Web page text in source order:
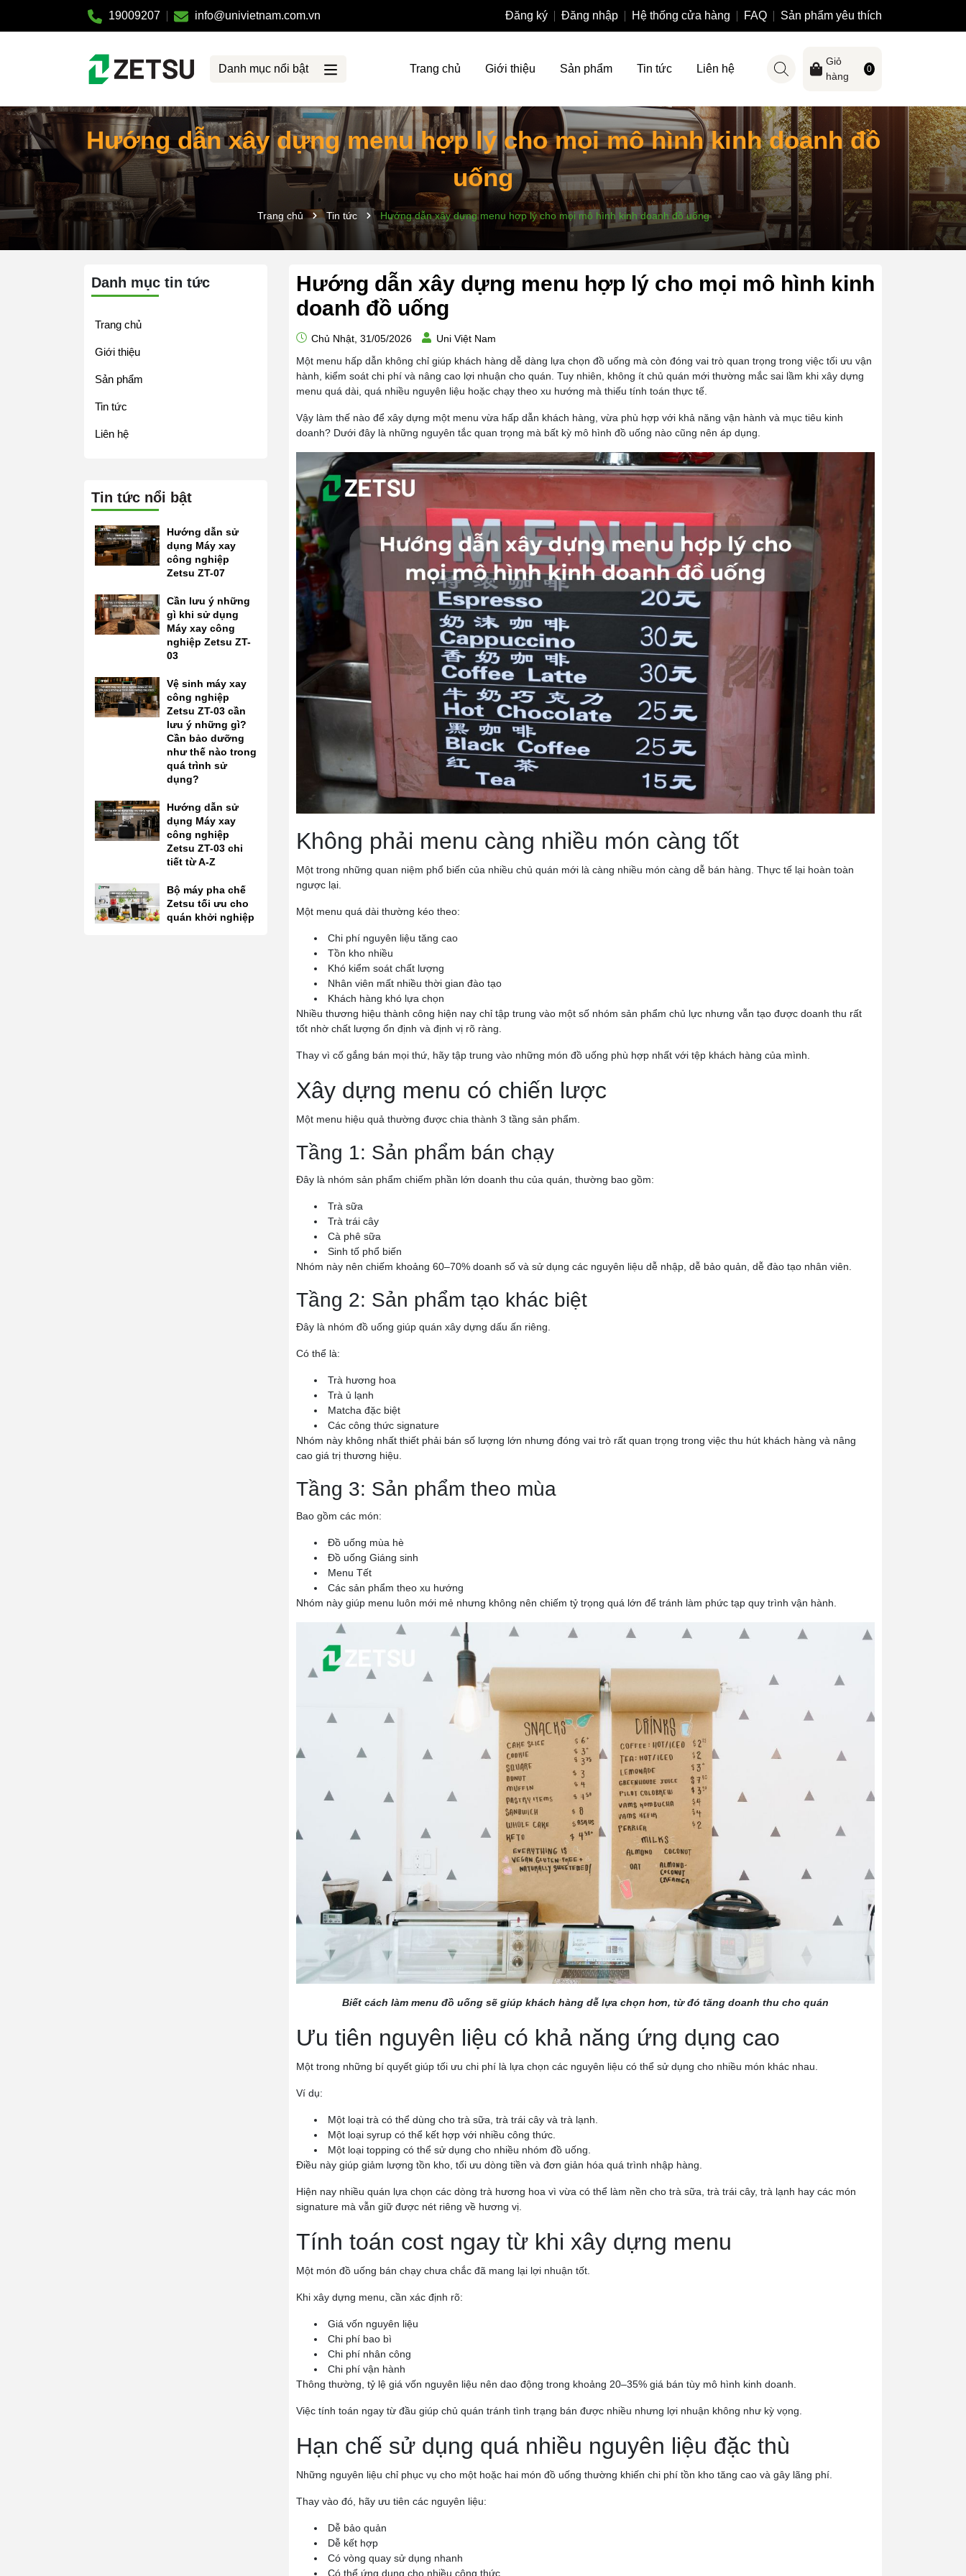
19009207 info@univietnam.com.vn Đăng ký Đăng nhập Hệ thống cửa hàng FAQ Sản phẩm yêu thích
Danh mục nổi bật Trang chủ Giới thiệu Sản phẩm Tin tức Liên hệ
Giỏ
hàng
0
Hướng dẫn xây dựng menu hợp lý cho mọi mô hình kinh doanh đồ
uống
Trang chủ Tin tức Hướng dẫn xây dựng menu hợp lý cho mọi mô hình kinh doanh đồ uống
Hướng dẫn xây dựng menu hợp lý cho mọi mô hình kinh
doanh đồ uống
Chủ Nhật, 31/05/2026
Uni Việt Nam
Một menu hấp dẫn không chỉ giúp khách hàng dễ dàng lựa chọn đồ uống mà còn đóng vai trò quan trọng trong việc tối ưu vận
hành, kiểm soát chi phí và nâng cao lợi nhuận cho quán. Tuy nhiên, không ít chủ quán mới thường mắc sai lầm khi xây dựng
menu quá dài, quá nhiều nguyên liệu hoặc chạy theo xu hướng mà thiếu tính toán thực tế.
Vậy làm thế nào để xây dựng một menu vừa hấp dẫn khách hàng, vừa phù hợp với khả năng vận hành và mục tiêu kinh
doanh? Dưới đây là những nguyên tắc quan trọng mà bất kỳ mô hình đồ uống nào cũng nên áp dụng.
Không phải menu càng nhiều món càng tốt
Một trong những quan niệm phổ biến của nhiều chủ quán mới là càng nhiều món càng dễ bán hàng. Thực tế lại hoàn toàn
ngược lại.
Một menu quá dài thường kéo theo:
Chi phí nguyên liệu tăng cao
Tồn kho nhiều
Khó kiểm soát chất lượng
Nhân viên mất nhiều thời gian đào tạo
Khách hàng khó lựa chọn
Nhiều thương hiệu thành công hiện nay chỉ tập trung vào một số nhóm sản phẩm chủ lực nhưng vẫn tạo được doanh thu rất
tốt nhờ chất lượng ổn định và định vị rõ ràng.
Thay vì cố gắng bán mọi thứ, hãy tập trung vào những món đồ uống phù hợp nhất với tệp khách hàng của mình.
Xây dựng menu có chiến lược
Một menu hiệu quả thường được chia thành 3 tầng sản phẩm.
Tầng 1: Sản phẩm bán chạy
Đây là nhóm sản phẩm chiếm phần lớn doanh thu của quán, thường bao gồm:
Trà sữa
Trà trái cây
Cà phê sữa
Sinh tố phổ biến
Nhóm này nên chiếm khoảng 60–70% doanh số và sử dụng các nguyên liệu dễ nhập, dễ bảo quản, dễ đào tạo nhân viên.
Tầng 2: Sản phẩm tạo khác biệt
Đây là nhóm đồ uống giúp quán xây dựng dấu ấn riêng.
Có thể là:
Trà hương hoa
Trà ủ lạnh
Matcha đặc biệt
Các công thức signature
Nhóm này không nhất thiết phải bán số lượng lớn nhưng đóng vai trò rất quan trọng trong việc thu hút khách hàng và nâng
cao giá trị thương hiệu.
Tầng 3: Sản phẩm theo mùa
Bao gồm các món:
Đồ uống mùa hè
Đồ uống Giáng sinh
Menu Tết
Các sản phẩm theo xu hướng
Nhóm này giúp menu luôn mới mẻ nhưng không nên chiếm tỷ trọng quá lớn để tránh làm phức tạp quy trình vận hành.
Biết cách làm menu đồ uống sẽ giúp khách hàng dễ lựa chọn hơn, từ đó tăng doanh thu cho quán
Ưu tiên nguyên liệu có khả năng ứng dụng cao
Một trong những bí quyết giúp tối ưu chi phí là lựa chọn các nguyên liệu có thể sử dụng cho nhiều món khác nhau.
Ví dụ:
Một loại trà có thể dùng cho trà sữa, trà trái cây và trà lạnh.
Một loại syrup có thể kết hợp với nhiều công thức.
Một loại topping có thể sử dụng cho nhiều nhóm đồ uống.
Điều này giúp giảm lượng tồn kho, tối ưu dòng tiền và đơn giản hóa quá trình nhập hàng.
Hiện nay nhiều quán lựa chọn các dòng trà hương hoa vì vừa có thể làm nền cho trà sữa, trà trái cây, trà lạnh hay các món
signature mà vẫn giữ được nét riêng về hương vị.
Tính toán cost ngay từ khi xây dựng menu
Một món đồ uống bán chạy chưa chắc đã mang lại lợi nhuận tốt.
Khi xây dựng menu, cần xác định rõ:
Giá vốn nguyên liệu
Chi phí bao bì
Chi phí nhân công
Chi phí vận hành
Thông thường, tỷ lệ giá vốn nguyên liệu nên dao động trong khoảng 20–35% giá bán tùy mô hình kinh doanh.
Việc tính toán ngay từ đầu giúp chủ quán tránh tình trạng bán được nhiều nhưng lợi nhuận không như kỳ vọng.
Hạn chế sử dụng quá nhiều nguyên liệu đặc thù
Những nguyên liệu chỉ phục vụ cho một hoặc hai món đồ uống thường khiến chi phí tồn kho tăng cao và gây lãng phí.
Thay vào đó, hãy ưu tiên các nguyên liệu:
Dễ bảo quản
Dễ kết hợp
Có vòng quay sử dụng nhanh
Có thể ứng dụng cho nhiều công thức
Danh mục tin tức
Trang chủ
Giới thiệu
Sản phẩm
Tin tức
Liên hệ
Tin tức nổi bật
Hướng dẫn sử
dụng Máy xay
công nghiệp
Zetsu ZT-07
Cần lưu ý những
gì khi sử dụng
Máy xay công
nghiệp Zetsu ZT-
03
Vệ sinh máy xay
công nghiệp
Zetsu ZT-03 cần
lưu ý những gì?
Cần bảo dưỡng
như thế nào trong
quá trình sử
dụng?
Hướng dẫn sử
dụng Máy xay
công nghiệp
Zetsu ZT-03 chi
tiết từ A-Z
Bộ máy pha chế
Zetsu tối ưu cho
quán khởi nghiệp